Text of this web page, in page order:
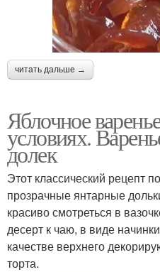
читать дальше →
Яблочное
условиях.
долек
Этот классический рецепт
прозрачные янтарные
красиво смотреться в
десерт к чаю, в виде
качестве верхнего
торта.